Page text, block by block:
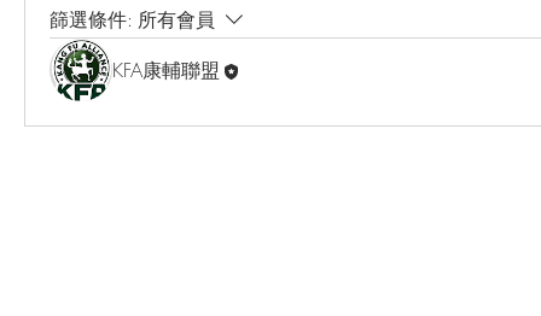
篩選條件: 所有會員
KFA康輔聯盟